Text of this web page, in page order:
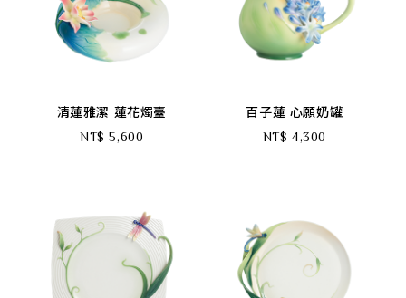
清蓮雅潔 蓮花燭臺
NT$ 5,600
百子蓮 心願奶罐
NT$ 4,300